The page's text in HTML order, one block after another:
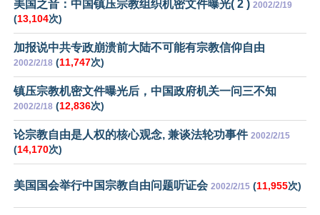
美国之音：中国镇压宗教组织机密文件曝光( 2 ) 2002/2/19
(13,104次)
加报说中共专政崩溃前大陆不可能有宗教信仰自由
2002/2/18 (11,747次)
镇压宗教机密文件曝光后，中国政府机关一问三不知
2002/2/18 (12,836次)
论宗教自由是人权的核心观念, 兼谈法轮功事件 2002/2/15
(14,170次)
美国国会举行中国宗教自由问题听证会 2002/2/15 (11,955次)